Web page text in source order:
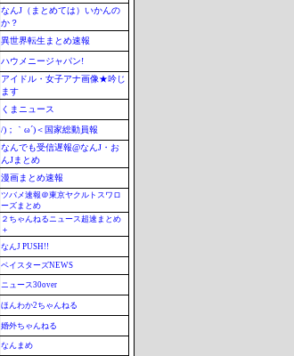
なんJ（まとめては）いかんの
か？
異世界転生まとめ速報
ハウメニージャパン!
アイドル・女子アナ画像★吟じ
ます
くまニュース
/)；｀ω´)＜国家総動員報
なんでも受信遅報@なんJ・お
んJまとめ
漫画まとめ速報
ツバメ速報＠東京ヤクルトスワロ
ーズまとめ
２ちゃんねるニュース超速まとめ
＋
なんJ PUSH!!
ベイスターズNEWS
ニュース30over
ほんわか2ちゃんねる
婚外ちゃんねる
なんまめ